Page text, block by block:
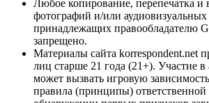
Любое копирование, перепечатка и
фотографий и/или аудиовизуальных
принадлежащих правообладателю
запрещено.
Материалы сайта korrespondent.net
лиц старше 21 года (21+). Участие в
может вызвать игровую
правила (принципы)